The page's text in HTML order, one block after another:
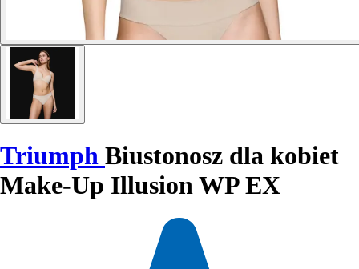
Triumph Biustonosz dla kobiet
Make-Up Illusion WP EX